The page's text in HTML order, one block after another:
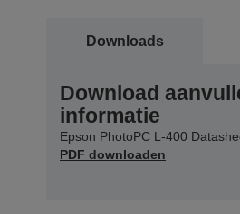
Downloads
Download
informatie
Epson PhotoPC L-400
PDF downloaden